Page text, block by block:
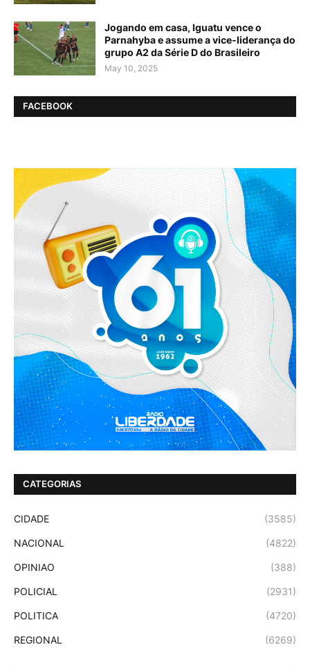
Jogando em casa, Iguatu vence o
Parnahyba e assume a vice-liderança do
grupo A2 da Série D do Brasileiro
May 10, 2025
FACEBOOK
CATEGORIAS
CIDADE (3585)
NACIONAL (4822)
OPINIAO (388)
POLICIAL (2931)
POLITICA (4720)
REGIONAL (6269)